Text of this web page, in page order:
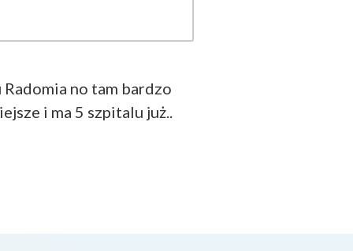
no tam bardzo
i ma 5 szpitalu już..